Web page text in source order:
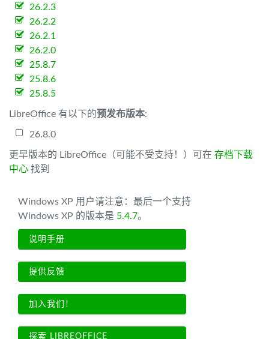
26.2.3
26.2.2
26.2.1
26.2.0
25.8.7
25.8.6
25.8.5
LibreOffice 有以下的预发布版本:
26.8.0
更早版本的 LibreOffice（可能不受支持！）可在 存档下载
中心 找到
Windows XP 用户请注意：最后一个支持
Windows XP 的版本是 5.4.7。
说明手册
提供反馈
加入我们！
探索 LIBREOFFICE